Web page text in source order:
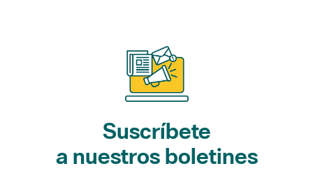
Suscríbete
a nuestros boletines